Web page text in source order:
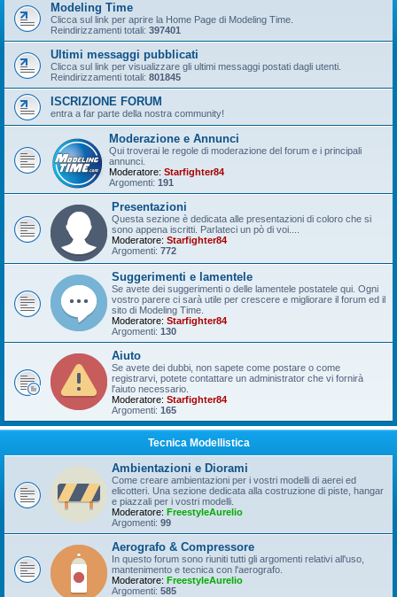
Modeling Time
Clicca sul link per aprire la Home Page di Modeling Time.
Reindirizzamenti totali: 397401
Ultimi messaggi pubblicati
Clicca sul link per visualizzare gli ultimi messaggi postati dagli utenti.
Reindirizzamenti totali: 801845
ISCRIZIONE FORUM
entra a far parte della nostra community!
Moderazione e Annunci
Qui troverai le regole di moderazione del forum e i principali
annunci.
Moderatore: Starfighter84
Argomenti: 191
Presentazioni
Questa sezione è dedicata alle presentazioni di coloro che si
sono appena iscritti. Parlateci un pò di voi....
Moderatore: Starfighter84
Argomenti: 772
Suggerimenti e lamentele
Se avete dei suggerimenti o delle lamentele postatele qui. Ogni
vostro parere ci sarà utile per crescere e migliorare il forum ed il
sito di Modeling Time.
Moderatore: Starfighter84
Argomenti: 130
Aiuto
Se avete dei dubbi, non sapete come postare o come
registrarvi, potete contattare un administrator che vi fornirà
l'aiuto necessario.
Moderatore: Starfighter84
Argomenti: 165
Tecnica Modellistica
Ambientazioni e Diorami
Come creare ambientazioni per i vostri modelli di aerei ed
elicotteri. Una sezione dedicata alla costruzione di piste, hangar
e piazzali per i vostri modelli.
Moderatore: FreestyleAurelio
Argomenti: 99
Aerografo & Compressore
In questo forum sono riuniti tutti gli argomenti relativi all'uso,
mantenimento e tecnica con l'aerografo.
Moderatore: FreestyleAurelio
Argomenti: 585